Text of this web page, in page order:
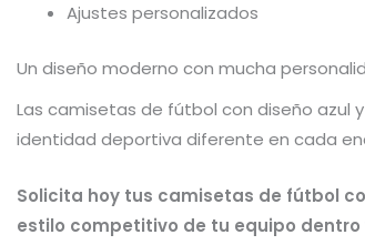
Ajustes personalizados
Un diseño moderno con mucha
Las camisetas de fútbol con diseño azul
identidad deportiva diferente en cada
Solicita hoy tus camisetas de fútbol
estilo competitivo de tu equipo